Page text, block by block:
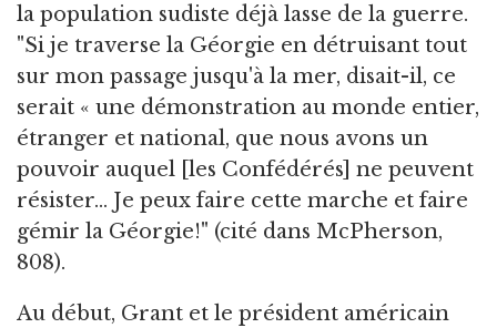
la population sudiste déjà lasse de la guerre.
"Si je traverse la Géorgie en détruisant tout
sur mon passage jusqu'à la mer, disait-il, ce
serait « une démonstration au monde entier,
étranger et national, que nous avons un
pouvoir auquel [les Confédérés] ne peuvent
résister... Je peux faire cette marche et faire
gémir la Géorgie!" (cité dans McPherson,
808).
Au début, Grant et le président américain